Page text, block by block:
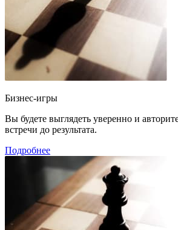
Бизнес-игры
Вы будете выглядеть уверенно и
встречи до результата.
Подробнее